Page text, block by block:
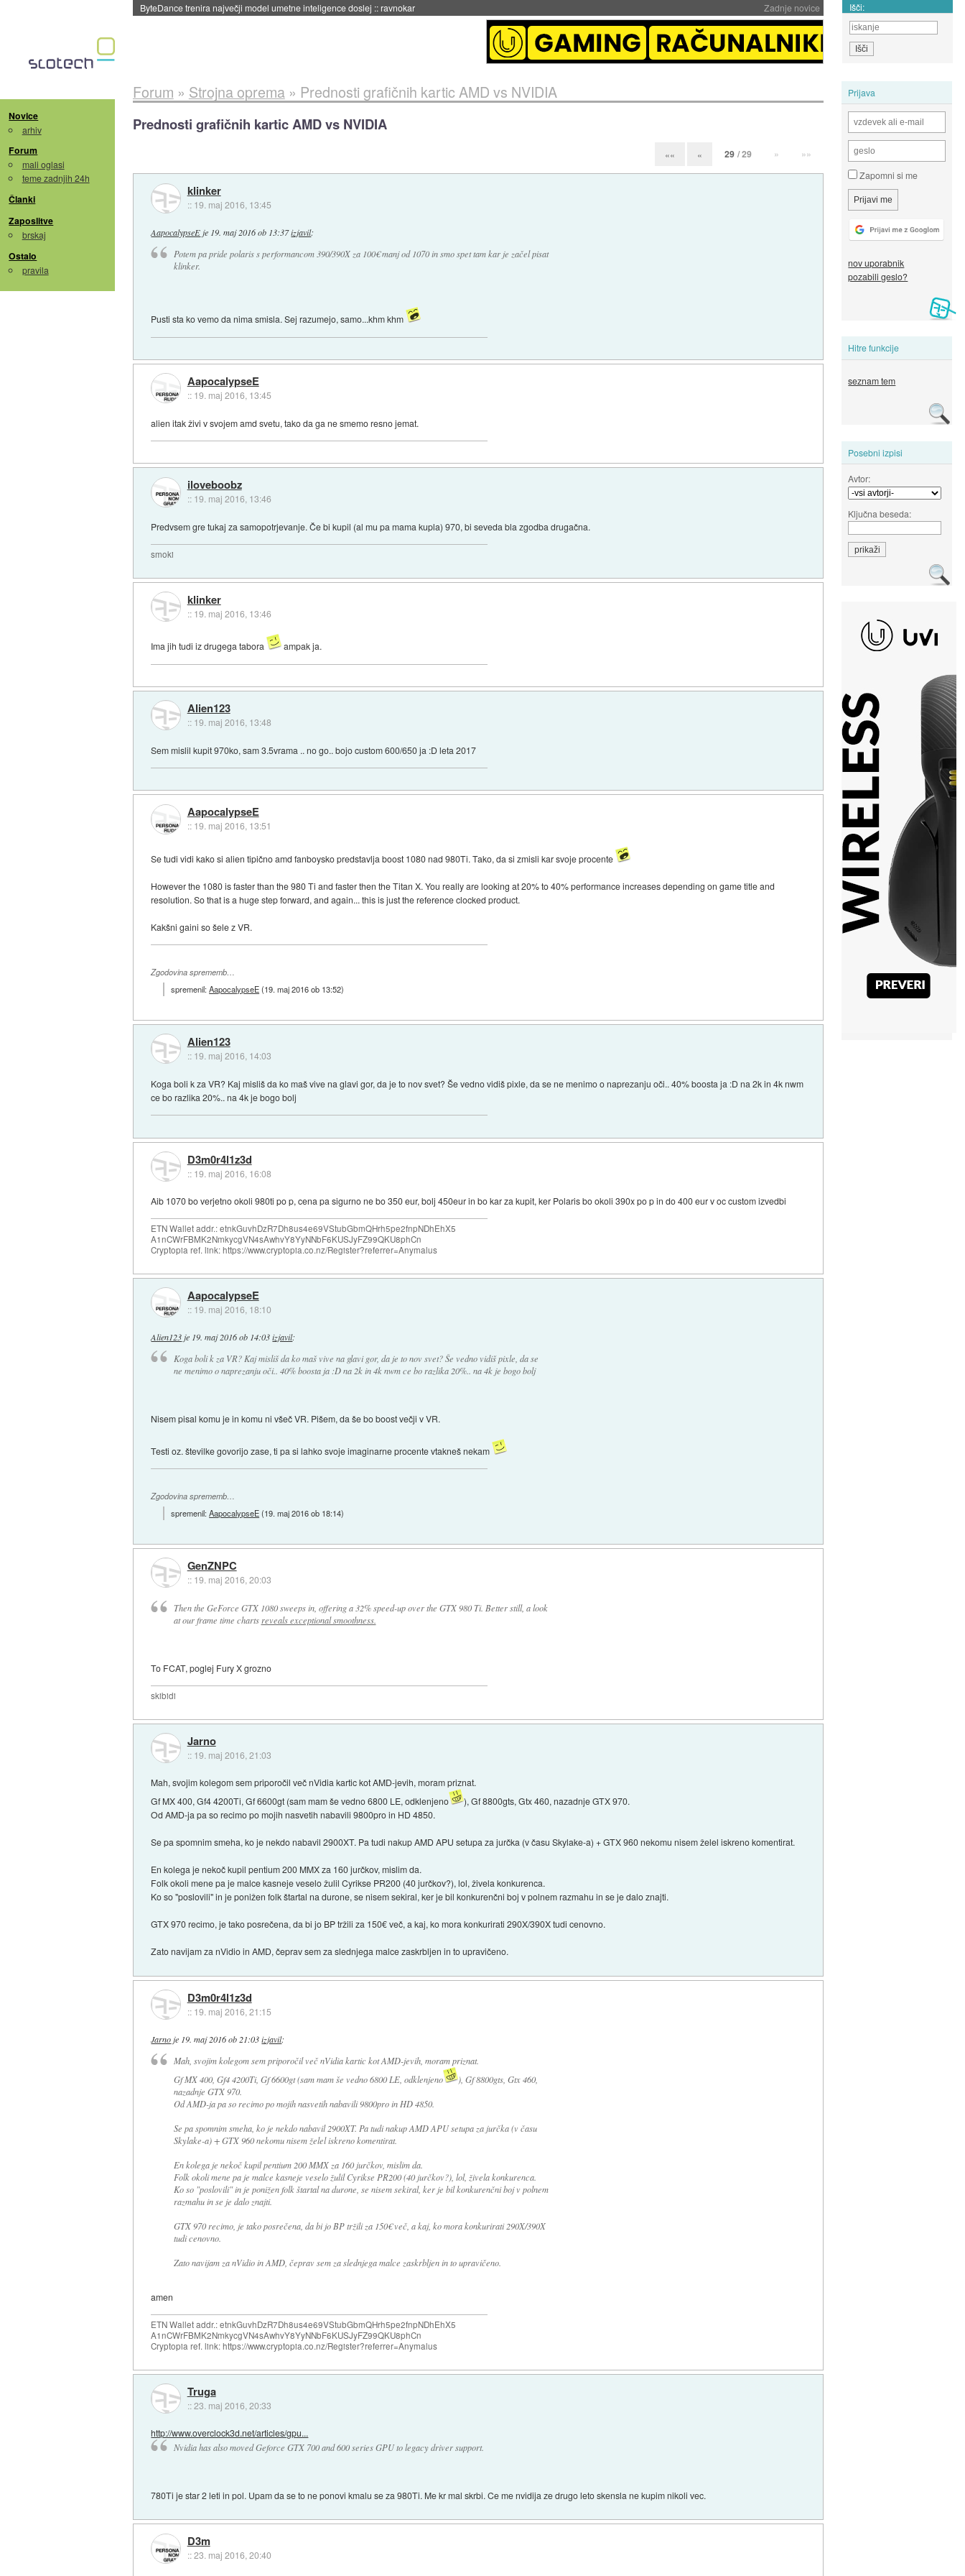
Zadnje novice
Spletne strani začele streči oglase za agente umetne inteligence::danes ob 21:23 Išči:
Novice
arhiv
Forum
mali oglasi
teme zadnjih 24h
Članki
Zaposlitve
brskaj
Ostalo
pravila
Prijava
Zapomni si me
nov uporabnik
pozabili geslo?
Hitre funkcije
seznam tem
Posebni izpisi
Avtor:
Ključna beseda:
Forum » Strojna oprema» Prednosti grafičnih kartic AMD vs NVIDIA
Prednosti grafičnih kartic AMD vs NVIDIA
«« « 29 / 29 » »»
klinker
:: 19. maj 2016, 13:45
AapocalypseE je 19. maj 2016 ob 13:37izjavil:
Potem pa pride polaris s performancom 390/390X za 100€ manj od 1070 in smo spet tam kar je začel pisat
klinker.
Pusti sta ko vemo da nima smisla. Sej razumejo, samo...khm khm
AapocalypseE
:: 19. maj 2016, 13:45
alien itak živi v svojem amd svetu, tako da ga ne smemo resno jemat.
iloveboobz
:: 19. maj 2016, 13:46
Predvsem gre tukaj za samopotrjevanje. Če bi kupil (al mu pa mama kupla) 970, bi seveda bla zgodba drugačna.
smoki
klinker
:: 19. maj 2016, 13:46
Ima jih tudi iz drugega tabora ampak ja.
Alien123
:: 19. maj 2016, 13:48
Sem mislil kupit 970ko, sam 3.5vrama .. no go.. bojo custom 600/650 ja :D leta 2017
AapocalypseE
:: 19. maj 2016, 13:51
Se tudi vidi kako si alien tipično amd fanboysko predstavlja boost 1080 nad 980Ti. Tako, da si zmisli kar svoje procente
However the 1080 is faster than the 980 Ti and faster then the Titan X. You really are looking at 20% to 40% performance increases depending on game title and
resolution. So that is a huge step forward, and again... this is just the reference clocked product.
Kakšni gaini so šele z VR.
Zgodovina sprememb…
spremenil:AapocalypseE(19. maj 2016 ob 13:52)
Alien123
:: 19. maj 2016, 14:03
Koga boli k za VR? Kaj misliš da ko maš vive na glavi gor, da je to nov svet? Še vedno vidiš pixle, da se ne menimo o naprezanju oči.. 40% boosta ja :D na 2k in 4k nwm
ce bo razlika 20%.. na 4k je bogo bolj
D3m0r4l1z3d
:: 19. maj 2016, 16:08
Aib 1070 bo verjetno okoli 980ti po p, cena pa sigurno ne bo 350 eur, bolj 450eur in bo kar za kupit, ker Polaris bo okoli 390x po p in do 400 eur v oc custom izvedbi
ETN Wallet addr.: etnkGuvhDzR7Dh8us4e69VStubGbmQHrh5pe2fnpNDhEhX5
A1nCWrFBMK2NmkycgVN4sAwhvY8YyNNbF6KUSJyFZ99QKU8phCn
Cryptopia ref. link: https://www.cryptopia.co.nz/Register?referrer=Anymalus
AapocalypseE
:: 19. maj 2016, 18:10
Alien123 je 19. maj 2016 ob 14:03 izjavil:
Koga boli k za VR? Kaj misliš da ko maš vive na glavi gor, da je to nov svet? Še vedno vidiš pixle, da se
ne menimo o naprezanju oči.. 40% boosta ja :D na 2k in 4k nwm ce bo razlika 20%.. na 4k je bogo bolj
Nisem pisal komu je in komu ni všeč VR. Pišem, da še bo boost večji v VR.
Testi oz. številke govorijo zase, ti pa si lahko svoje imaginarne procente vtakneš nekam
Zgodovina sprememb…
spremenil:AapocalypseE(19. maj 2016 ob 18:14)
GenZNPC
:: 19. maj 2016, 20:03
Then the GeForce GTX 1080 sweeps in, offering a 32% speed-up over the GTX 980 Ti. Better still, a look
at our frame time charts reveals exceptional smoothness.
To FCAT, poglej Fury X grozno
skibidi
Jarno
:: 19. maj 2016, 21:03
Mah, svojim kolegom sem priporočil več nVidia kartic kot AMD-jevih, moram priznat.
Gf MX 400, Gf4 4200Ti, Gf 6600gt (sam mam še vedno 6800 LE, odklenjeno
), Gf 8800gts, Gtx 460, nazadnje GTX 970.
Od AMD-ja pa so recimo po mojih nasvetih nabavili 9800pro in HD 4850.
Se pa spomnim smeha, ko je nekdo nabavil 2900XT. Pa tudi nakup AMD APU setupa za jurčka (v času Skylake-a) + GTX 960 nekomu nisem želel iskreno komentirat.
En kolega je nekoč kupil pentium 200 MMX za 160 jurčkov, mislim da.
Folk okoli mene pa je malce kasneje veselo žulil Cyrikse PR200 (40 jurčkov?), lol, živela konkurenca.
Ko so "poslovili" in je ponižen folk štartal na durone, se nisem sekiral, ker je bil konkurenčni boj v polnem razmahu in se je dalo znajti.
GTX 970 recimo, je tako posrečena, da bi jo BP tržili za 150€ več, a kaj, ko mora konkurirati 290X/390X tudi cenovno.
Zato navijam za nVidio in AMD, čeprav sem za slednjega malce zaskrbljen in to upravičeno.
D3m0r4l1z3d
:: 19. maj 2016, 21:15
Jarno je 19. maj 2016 ob 21:03 izjavil:
Mah, svojim kolegom sem priporočil več nVidia kartic kot AMD-jevih, moram priznat.
Gf MX 400, Gf4 4200Ti, Gf 6600gt (sam mam še vedno 6800 LE, odklenjeno
), Gf 8800gts, Gtx 460,
nazadnje GTX 970.
Od AMD-ja pa so recimo po mojih nasvetih nabavili 9800pro in HD 4850.
Se pa spomnim smeha, ko je nekdo nabavil 2900XT. Pa tudi nakup AMD APU setupa za jurčka (v času
Skylake-a) + GTX 960 nekomu nisem želel iskreno komentirat.
En kolega je nekoč kupil pentium 200 MMX za 160 jurčkov, mislim da.
Folk okoli mene pa je malce kasneje veselo žulil Cyrikse PR200 (40 jurčkov?), lol, živela konkurenca.
Ko so "poslovili" in je ponižen folk štartal na durone, se nisem sekiral, ker je bil konkurenčni boj v polnem
razmahu in se je dalo znajti.
GTX 970 recimo, je tako posrečena, da bi jo BP tržili za 150€ več, a kaj, ko mora konkurirati 290X/390X
tudi cenovno.
Zato navijam za nVidio in AMD, čeprav sem za slednjega malce zaskrbljen in to upravičeno.
amen
ETN Wallet addr.: etnkGuvhDzR7Dh8us4e69VStubGbmQHrh5pe2fnpNDhEhX5
A1nCWrFBMK2NmkycgVN4sAwhvY8YyNNbF6KUSJyFZ99QKU8phCn
Cryptopia ref. link: https://www.cryptopia.co.nz/Register?referrer=Anymalus
Truga
::23. maj 2016, 20:33
http://www.overclock3d.net/articles/gpu...
Nvidia has also moved Geforce GTX 700 and 600 series GPU to legacy driver support.
780Ti je star 2 leti in pol. Upam da se to ne ponovi kmalu se za 980Ti. Me kr mal skrbi. Ce me nvidija ze drugo leto skensla ne kupim nikoli vec.
D3m
::23. maj 2016, 20:40